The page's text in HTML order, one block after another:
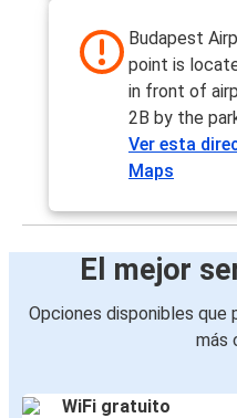
Budapest
point is
in front of
2B by the
Ver esta
Maps
El mejor
Opciones disponibles que
más
WiFi gratuito